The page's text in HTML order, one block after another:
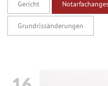
Gericht
Grundrissänderungen